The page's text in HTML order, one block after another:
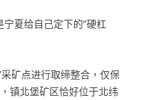
夏给自己定下的“硬杠
矿点进行取缔整合，仅保
镇北堡矿区恰好位于北纬